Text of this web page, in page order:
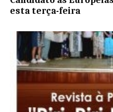
esta terça-feira